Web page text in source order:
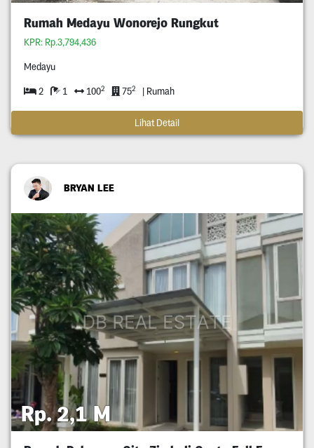
Rumah Medayu Wonorejo Rungkut
KPR: Rp.3,794,436
Medayu
2 1 1002 752 | Rumah
Lihat Detail
BRYAN LEE
Rp. 2,1 M